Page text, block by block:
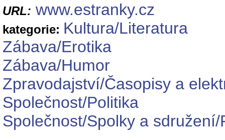
URL: www.estranky.cz
kategorie: Kultura/Literatura
Zábava/Erotika
Zábava/Humor
Zpravodajství/Časopisy a
Společnost/Politika
Společnost/Spolky a